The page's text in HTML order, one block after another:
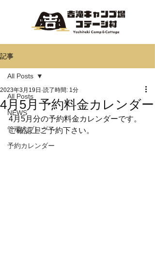
記事
All Posts
NEWS
管理人ブログ
予約カレンダー
All Posts
4月5月予約料金カレンダー
2023年3月19日 読了時間: 1分
4月5月分の予約料金カレンダーです。
ご確認上ご予約下さい。